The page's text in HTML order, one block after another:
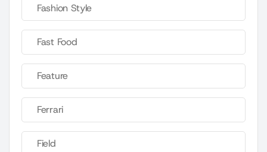
Fashion Style
Fast Food
Feature
Ferrari
Field